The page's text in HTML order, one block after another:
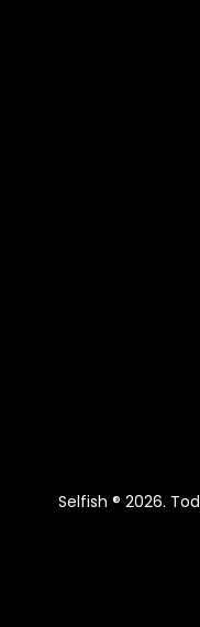
Selfish ® 2026.